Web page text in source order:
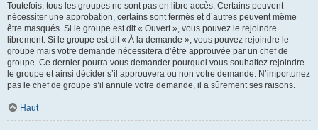
Toutefois, tous les groupes ne sont pas en libre accès. Certains peuvent
nécessiter une approbation, certains sont fermés et d’autres peuvent même
être masqués. Si le groupe est dit « Ouvert », vous pouvez le rejoindre
librement. Si le groupe est dit « À la demande », vous pouvez rejoindre le
groupe mais votre demande nécessitera d’être approuvée par un chef de
groupe. Ce dernier pourra vous demander pourquoi vous souhaitez rejoindre
le groupe et ainsi décider s’il approuvera ou non votre demande. N’importunez
pas le chef de groupe s’il annule votre demande, il a sûrement ses raisons.
Haut